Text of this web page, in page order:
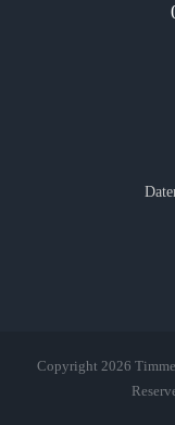
Copyright 2026